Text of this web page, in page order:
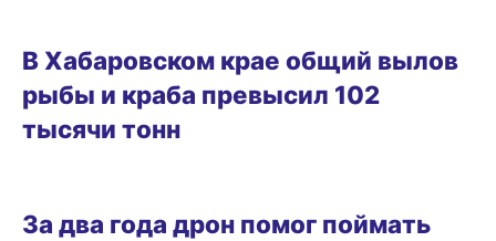
В Хабаровском крае общий вылов
рыбы и краба превысил 102
тысячи тонн
За два года дрон помог поймать